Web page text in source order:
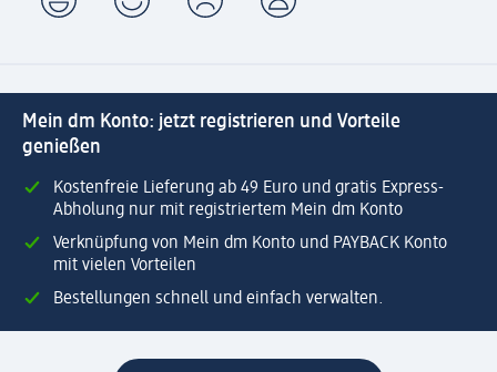
Mein dm Konto: jetzt registrieren und Vorteile
genießen
Kostenfreie Lieferung ab 49 Euro und gratis Express-
Abholung nur mit registriertem Mein dm Konto
Verknüpfung von Mein dm Konto und PAYBACK Konto
mit vielen Vorteilen
Bestellungen schnell und einfach verwalten.